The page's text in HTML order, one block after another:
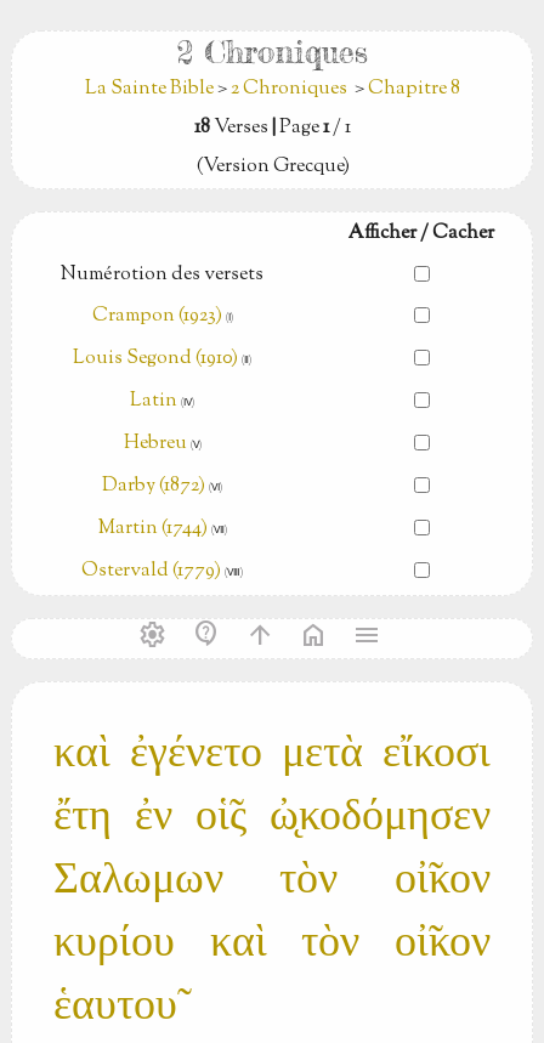
2 Chroniques
La Sainte Bible>2 Chroniques >Chapitre 8
18Verses|Page1/ 1
(Version Grecque)
Afficher / Cacher
Numérotion des versets
Crampon (1923) (Ⅰ)
Louis Segond (1910) (Ⅱ)
Latin (Ⅳ)
Hebreu (Ⅴ)
Darby (1872) (Ⅵ)
Martin (1744) (Ⅶ)
Ostervald (1779) (Ⅷ)
settings contact_support arrow_upward home menu
καὶ ἐγένετο μετὰ εἴκοσι
ἔτη ἐν οἱ̃ς ὠ̨κοδόμησεν
Σαλωμων τὸν οἰ̃κον
κυρίου καὶ τὸν οἰ̃κον
ἑαυτου̃